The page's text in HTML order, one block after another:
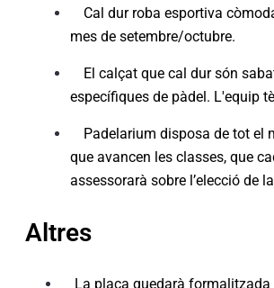
Cal dur roba esportiva
mes de setembre/octubre.
El calçat que cal dur són
específiques de pàdel. L'equip
Padelarium disposa de tot el
que avancen les classes, que
assessorarà sobre l’elecció de
Altres
La plaça quedarà formalitzada